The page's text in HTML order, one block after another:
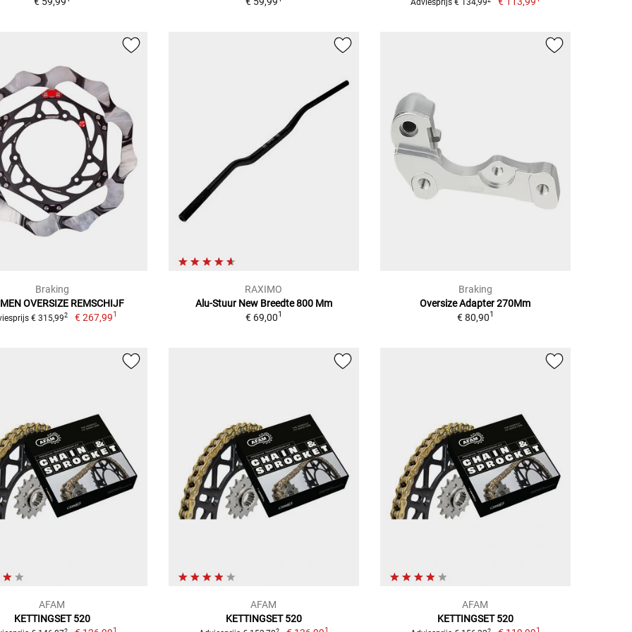
Adviesprijs € 134,99
Braking
OVERSIZE REMSCHIJF
€ 315,992 € 267,991
RAXIMO
Alu-Stuur New Breedte 800 Mm
€ 69,001
Braking
Oversize Adapter 270Mm
€ 80,901
AFAM
KETTINGSET 520
AFAM
KETTINGSET 520
AFAM
KETTINGSET 520